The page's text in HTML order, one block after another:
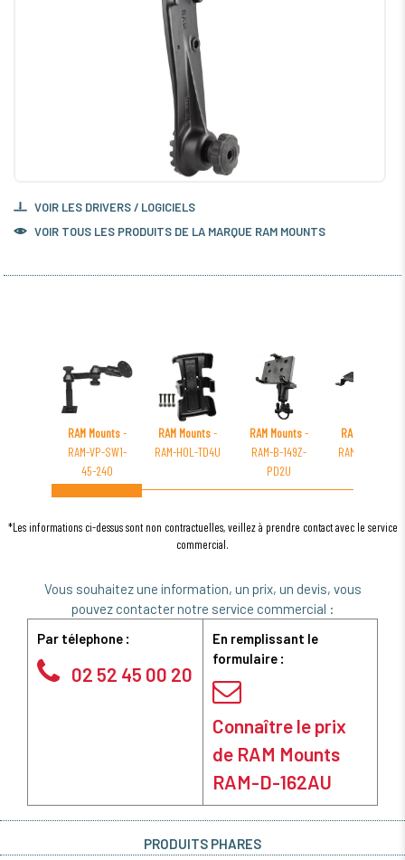
VOIR LES DRIVERS / LOGICIELS
VOIR TOUS LES PRODUITS DE LA MARQUE RAM MOUNTS
RAM Mounts-
RAM-VP-SW1-
45-240
RAM Mounts-
RAM-HOL-TD4U
RAM Mounts-
RAM-B-149Z-
PD2U
RAM Mounts
RAM-VB-163NR
*Les informations ci-dessus sont non contractuelles, veillez à prendre contact avec le service
commercial.
Vous souhaitez une information, un prix, un devis, vous
pouvez contacter notre service commercial :
Par télephone :
02 52 45 00 20
En remplissant le
formulaire :
Connaître le prix
de RAM Mounts
RAM-D-162AU
PRODUITS PHARES